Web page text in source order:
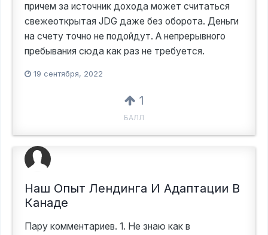
причем за источник дохода может считаться
свежеоткрытая JDG даже без оборота. Деньги
на счету точно не подойдут. А непрерывного
пребывания сюда как раз не требуется.
19 сентября, 2022
1
БАЛЛ
Наш Опыт Лендинга И Адаптации В
Канаде
Пару комментариев. 1. Не знаю как в